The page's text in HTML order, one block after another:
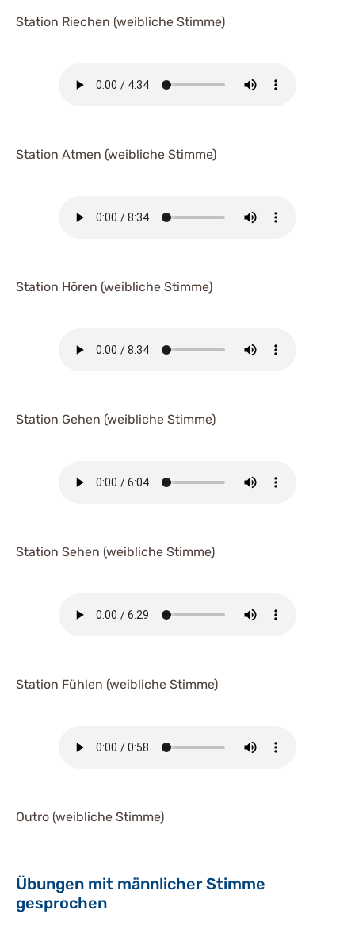
Station Riechen (weibliche Stimme)
Station Atmen (weibliche Stimme)
Station Hören (weibliche Stimme)
Station Gehen (weibliche Stimme)
Station Sehen (weibliche Stimme)
Station Fühlen (weibliche Stimme)
Outro (weibliche Stimme)
Übungen mit männlicher Stimme
gesprochen